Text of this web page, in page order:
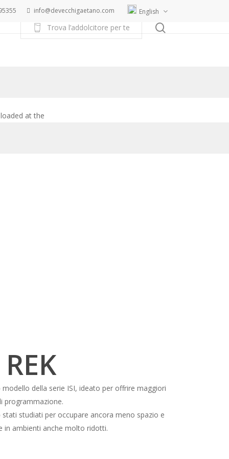
at the
info@devecchigaetano.com English
Trova l’addolcitore per te
modello della serie ISI, ideato per offrire maggiori
programmazione.
studiati per occupare ancora meno spazio e
in ambienti anche molto ridotti.